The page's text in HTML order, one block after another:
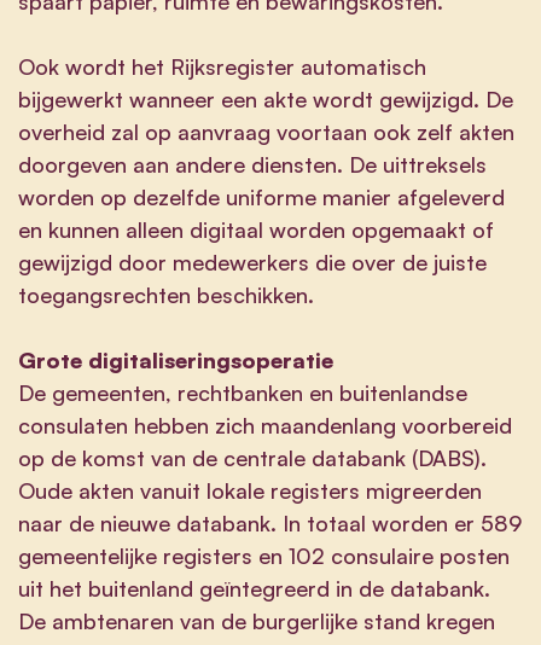
Ook wordt het Rijksregister automatisch
bijgewerkt wanneer een akte wordt gewijzigd. De
overheid zal op aanvraag voortaan ook zelf akten
doorgeven aan andere diensten. De uittreksels
worden op dezelfde uniforme manier afgeleverd
en kunnen alleen digitaal worden opgemaakt of
gewijzigd door medewerkers die over de juiste
toegangsrechten beschikken.
Grote digitaliseringsoperatie
De gemeenten, rechtbanken en buitenlandse
consulaten hebben zich maandenlang voorbereid
op de komst van de centrale databank (DABS).
Oude akten vanuit lokale registers migreerden
naar de nieuwe databank. In totaal worden er 589
gemeentelijke registers en 102 consulaire posten
uit het buitenland geïntegreerd in de databank.
De ambtenaren van de burgerlijke stand kregen